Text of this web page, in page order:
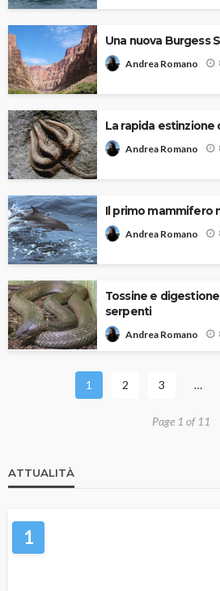
Una nuova Burgess
Andrea Romano
La rapida estinzione
Andrea Romano
Il primo mammifero
Andrea Romano
Tossine e
serpenti
Andrea Romano
1 2 3 …
Page 1 of 11
ATTUALITÀ
1